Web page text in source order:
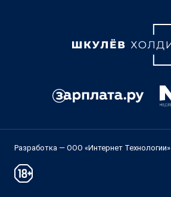
Разработка — ООО «Интернет Технологии»